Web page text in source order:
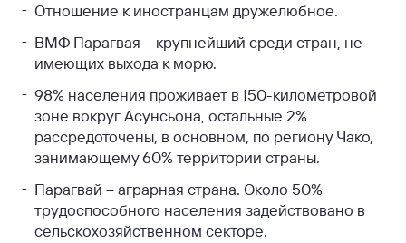
Отношение к иностранцам дружелюбное.
ВМФ Парагвая – крупнейший среди стран, не
имеющих выхода к морю.
98% населения проживает в 150-километровой
зоне вокруг Асунсьона, остальные 2%
рассредоточены, в основном, по региону Чако,
занимающему 60% территории страны.
Парагвай – аграрная страна. Около 50%
трудоспособного населения задействовано в
сельскохозяйственном секторе.